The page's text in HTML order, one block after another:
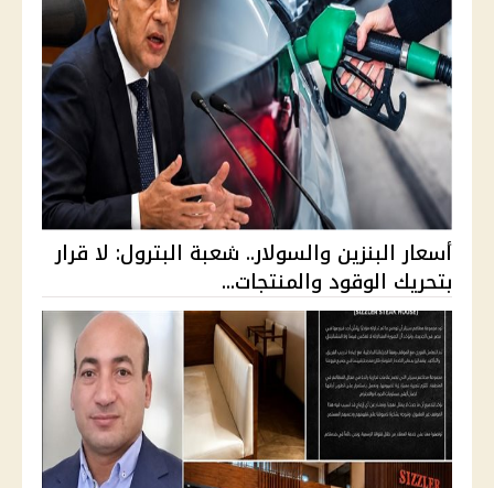
أسعار البنزين والسولار.. شعبة البترول: لا قرار
بتحريك الوقود والمنتجات...